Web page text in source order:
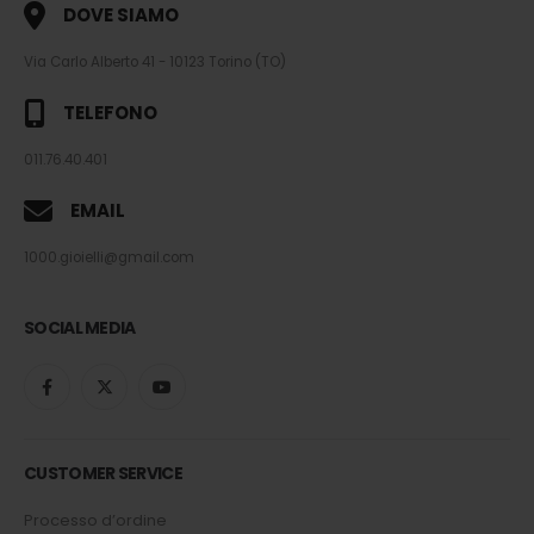
DOVE SIAMO
Via Carlo Alberto 41 - 10123 Torino (TO)
TELEFONO
011.76.40.401
EMAIL
1000.gioielli@gmail.com
SOCIAL MEDIA
CUSTOMER SERVICE
Processo d’ordine